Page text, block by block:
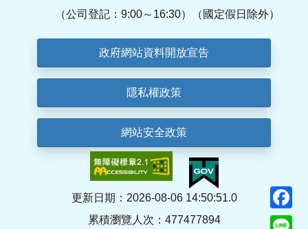
（公司登記：9:00～16:30）（國定假日除外）
政府網站資料開放宣告
隱私權政策
網站安全政策
更新日期：2026-08-06 14:50:51.0
累積瀏覽人次：477477894